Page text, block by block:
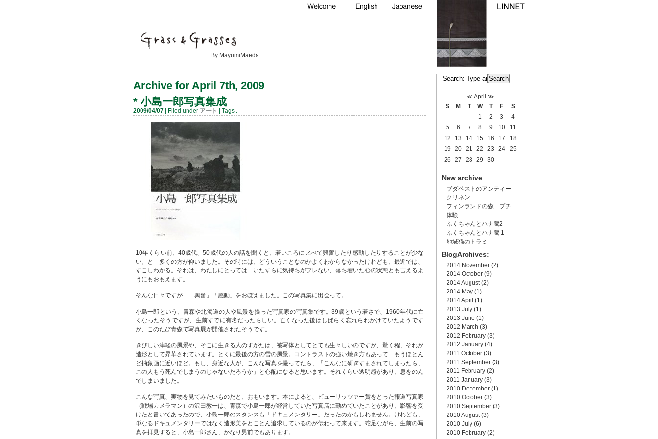
By MayumiMaeda
Archive for April 7th, 2009
* 小島一郎写真集成
2009/04/07 | Filed under アート | Tags .
10年くらい前、40歳代、50歳代の人の話を聞くと、若いころに比べて興奮したり感動したりすることが少な
い。と 多くの方が仰いました。その時には、どういうことなのかよくわからなかったけれども、最近では、
すこしわかる。それは、わたしにとっては いたずらに気持ちがブレない、落ち着いた心の状態とも言えるよ
うにもおもえます。
そんな日々ですが 「興奮」「感動」をおぼえました。この写真集に出会って。
小島一郎という、青森や北海道の人や風景を撮った写真家の写真集です。39歳という若さで、1960年代に亡
くなったそうですが、生前すでに有名だったらしい。亡くなった後はしばらく忘れられかけていたようです
が、このたび青森で写真展が開催されたそうです。
きびしい津軽の風景や、そこに生きる人のすがたは、被写体としてとても生々しいのですが、驚く程、それが
造形として昇華されています。とくに最後の方の雪の風景。コントラストの強い焼き方もあって もうほとん
ど抽象画に近いほど。もし、身近な人が、こんな写真を撮ってたら、「こんなに研ぎすまされてしまったら、
この人もう死んでしまうのじゃないだろうか」と心配になると思います。それくらい透明感があり、息をのん
でしまいました。
こんな写真、実物を見てみたいものだと、おもいます。本によると、ピューリッツァー賞をとった報道写真家
（戦場カメラマン）の沢田教一は、青森で小島一郎が経営していた写真店に勤めていたことがあり、影響を受
けたと書いてあったので、小島一郎のスタンスも「ドキュメンタリー」だったのかもしれません。けれども、
単なるドキュメンタリーではなく造形美をとことん追求しているのが伝わって来ます。蛇足ながら、生前の写
真を拝見すると、小島一郎さん、かなり男前でもあります。
≪ April ≫
S
M T W T F
S
1
2 3
4
5
6 7 8 9 10
11
12
13 14 15 16 17
18
19
20 21 22 23 24
25
26
27 28 29 30
New archive
ブダペストのアンティー
クリネン
フィンランドの森 プチ
体験
ふくちゃんとハナ蔵2
ふくちゃんとハナ蔵 1
地域猫のトラミ
BlogArchives:
2014 November (2)
2014 October (9)
2014 August(2)
2014 May (1)
2014 April (1)
2013 July (1)
2013 June (1)
2012 March (3)
2012 February (3)
2012 January (4)
2011 October (3)
2011 September (3)
2011 February (2)
2011 January (3)
2010 December (1)
2010 October (3)
2010 September (3)
2010 August(3)
2010 July (6)
2010 February (2)